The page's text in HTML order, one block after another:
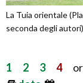
La Tuia orientale
seconda degli
1 2 3 4